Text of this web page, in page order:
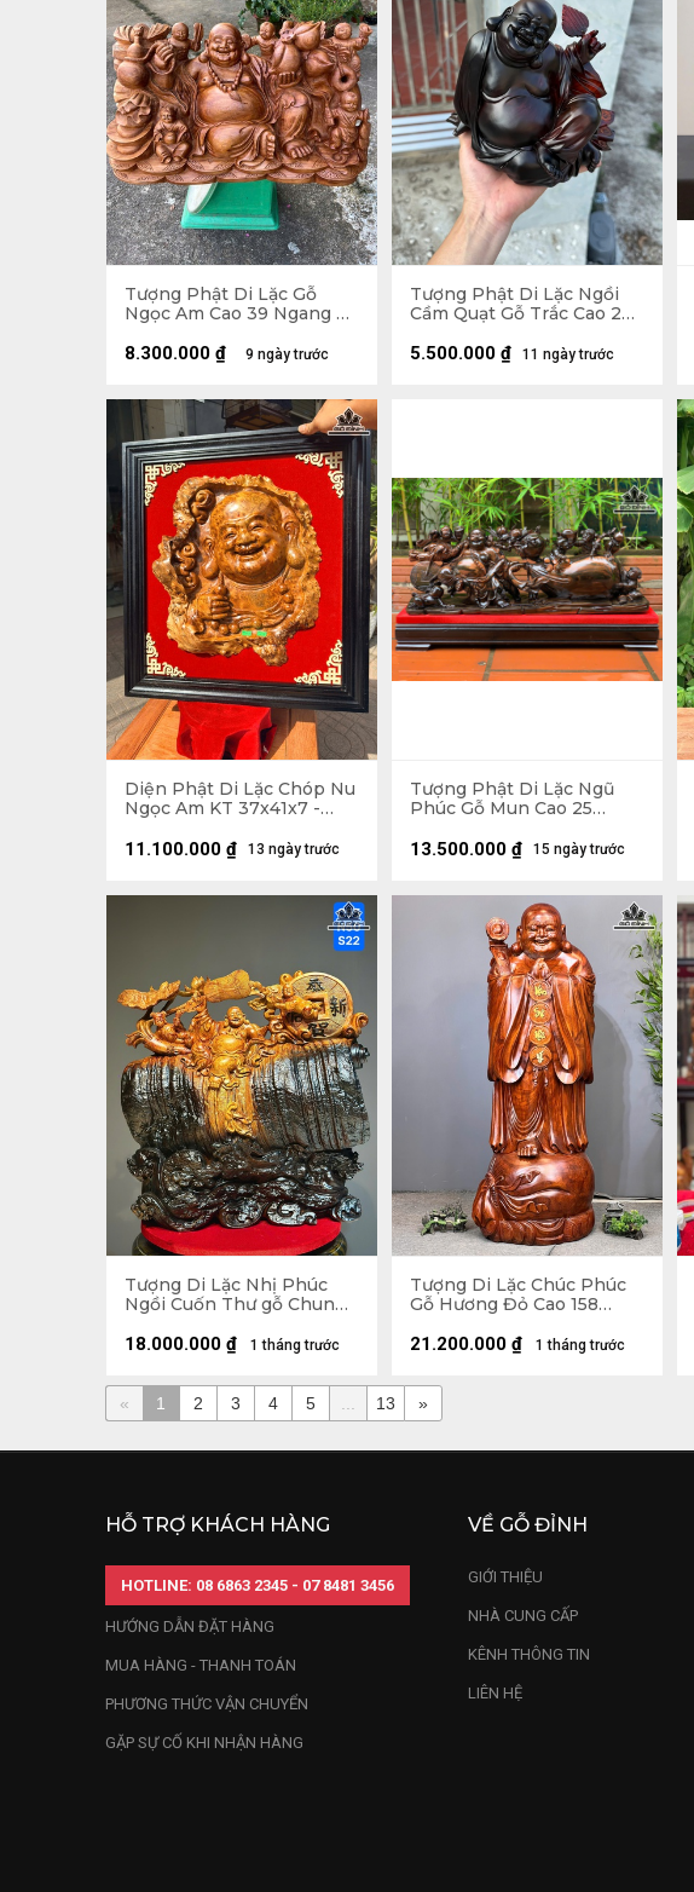
Tượng Phật Di Lặc Gỗ
Ngọc Am Cao 39 Ngang 71
9 ngày trước
8.300.000 ₫
Tượng Phật Di Lặc Ngồi
Cầm Quạt Gỗ Trắc Cao 20
11 ngày trước
5.500.000 ₫
Diện Phật Di Lặc Chóp Nu
Ngọc Am KT 37x41x7 -
13 ngày trước
11.100.000 ₫
Tượng Phật Di Lặc Ngũ
Phúc Gỗ Mun Cao 25
15 ngày trước
13.500.000 ₫
Tượng Di Lặc Nhị Phúc
Ngồi Cuốn Thư gỗ Chun
50 Sâu 22 (cm)1 tháng trước
18.000.000 ₫
Tượng Di Lặc Chúc Phúc
Gỗ Hương Đỏ Cao 158
1 tháng trước
21.200.000 ₫
« 1 2 3 4 5 13 »
HỖ TRỢ KHÁCH HÀNG
HOTLINE: 08 6863 2345 - 07 8481 3456
HƯỚNG DẪN ĐẶT HÀNG
MUA HÀNG - THANH TOÁN
PHƯƠNG THỨC VẬN CHUYỂN
GẶP SỰ CỐ KHI NHẬN HÀNG
VỀ GỖ ĐỈNH
GIỚI THIỆU
NHÀ CUNG CẤP
KÊNH THÔNG TIN
LIÊN HỆ